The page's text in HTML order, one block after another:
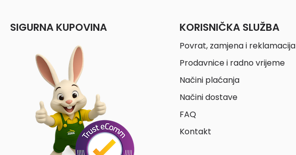
SIGURNA KUPOVINA KORISNIČKA SLUŽBA
Povrat, zamjena i reklamacija
Prodavnice i radno vrijeme
Načini plaćanja
Načini dostave
FAQ
Kontakt